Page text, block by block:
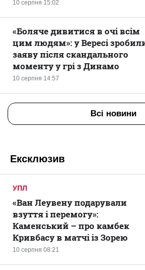
10 серпня 15:02
10 серпня 14:57
«Боляче дивитися в очі всім
цим людям»: у Вересі
заяву після скандального
моменту у грі з Динамо
Всі новини
Ексклюзив
УПЛ
10 серпня 08:21
«Ван Леувену подарували
взуття і перемогу»:
Каменський – про камбек
Кривбасу в матчі із Зорею